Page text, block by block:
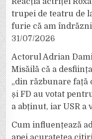
trupei de teatru de
furie că am
31/07/2026
Actorul Adrian
Misăilă că a
„din răzbunare față
și FD au votat
a abținut, iar USR a
Cum influențează